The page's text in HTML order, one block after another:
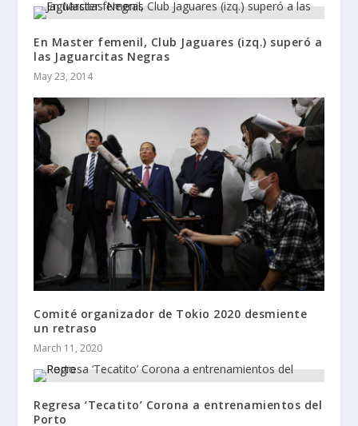
En Master femenil, Club Jaguares (izq.) superó a
las Jaguarcitas Negras
May 23, 2014
Comité organizador de Tokio 2020 desmiente
un retraso
March 11, 2020
Regresa ‘Tecatito’ Corona a entrenamientos del
Porto